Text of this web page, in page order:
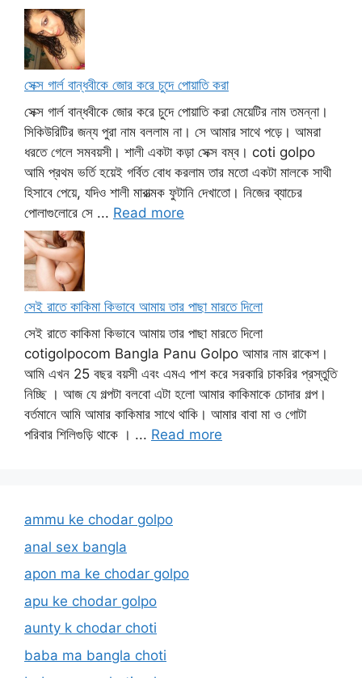
সেক্স গার্ল বান্ধবীকে জোর করে চুদে পোয়াতি করা
সেক্স গার্ল বান্ধবীকে জোর করে চুদে পোয়াতি করা মেয়েটির নাম তমন্না।
সিকিউরিটির জন্য পুরা নাম বললাম না। সে আমার সাথে পড়ে। আমরা
ধরতে গেলে সমবয়সী। শালী একটা কড়া সেক্স বম্ব। coti golpo
আমি প্রথম ভর্তি হয়েই গর্বিত বোধ করলাম তার মতো একটা মালকে সাথী
হিসাবে পেয়ে, যদিও শালী মারাত্মক ফুটানি দেখাতো। নিজের ব্যাচের
পোলাগুলোরে সে ... Read more
সেই রাতে কাকিমা কিভাবে আমায় তার পাছা মারতে দিলো
সেই রাতে কাকিমা কিভাবে আমায় তার পাছা মারতে দিলো
cotigolpocom Bangla Panu Golpo আমার নাম রাকেশ।
আমি এখন 25 বছর বয়সী এবং এমএ পাশ করে সরকারি চাকরির প্রস্তুতি
নিচ্ছি । আজ যে গল্পটা বলবো এটা হলো আমার কাকিমাকে চোদার গল্প।
বর্তমানে আমি আমার কাকিমার সাথে থাকি। আমার বাবা মা ও গোটা
পরিবার শিলিগুড়ি থাকে । ... Read more
ammu ke chodar golpo
anal sex bangla
apon ma ke chodar golpo
apu ke chodar golpo
aunty k chodar choti
baba ma bangla choti